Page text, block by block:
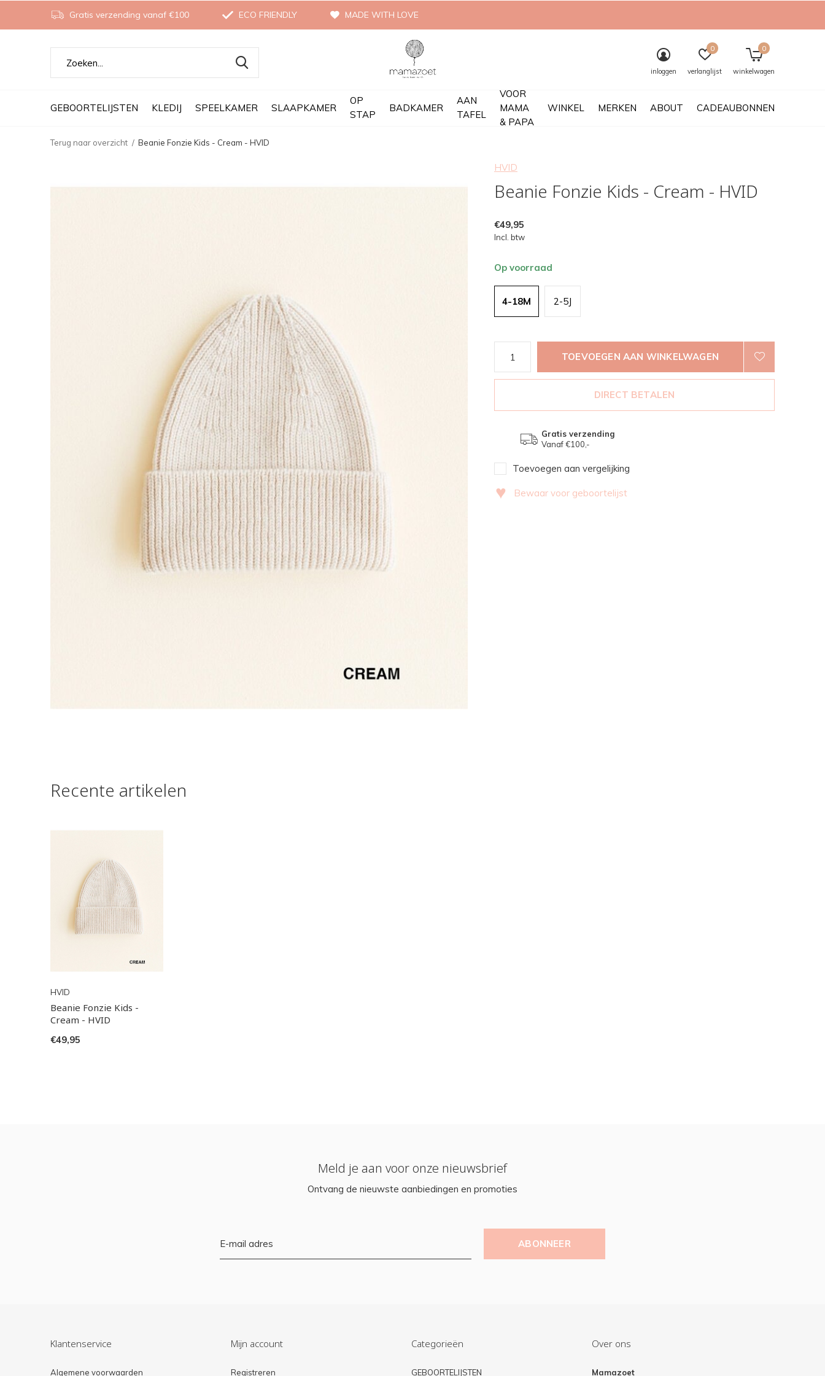
GEBOORTELIJSTEN KLEDIJ SPEELKAMER SLAAPKAMER
OP
STAP
BADKAMER
AAN
TAFEL
VOOR
MAMA
& PAPA
WINKEL MERKEN ABOUT CADEAUBONNEN
inloggen verlanglijst
0
winkelwagen
0
Gratis verzending vanaf €100 ECO FRIENDLY MADE WITH LOVE
Terug naar overzicht Beanie Fonzie Kids - Cream - HVID
HVID
Beanie Fonzie Kids - Cream - HVID
€49,95
Incl. btw
Op voorraad
4-18M 2-5J
TOEVOEGEN AAN WINKELWAGEN
DIRECT BETALEN
Gratis verzending
Vanaf €100,-
Toevoegen aan vergelijking
♥ Bewaar voor geboortelijst
Recente artikelen
HVID
Beanie Fonzie Kids -
Cream - HVID
€49,95
Meld je aan voor onze nieuwsbrief
Ontvang de nieuwste aanbiedingen en promoties
ABONNEER
Klantenservice
Algemene voorwaarden
Mijn account
Registreren
Categorieën
GEBOORTELIJSTEN
Over ons
Mamazoet